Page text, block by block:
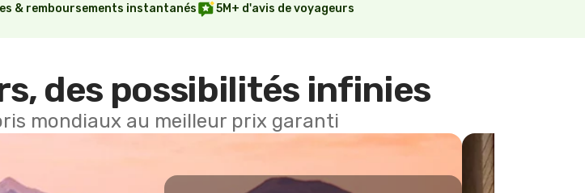
& remboursements instantanés 5M+ d'avis de voyageurs
des possibilités infinies
mondiaux au meilleur prix garanti